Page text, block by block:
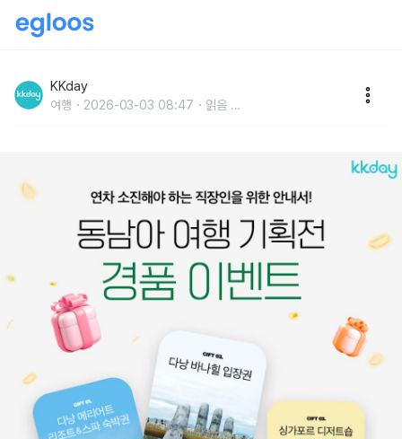
리어트 숙박권 이벤트)
KKday
여행 2026-03-03 08:47 읽음 ...